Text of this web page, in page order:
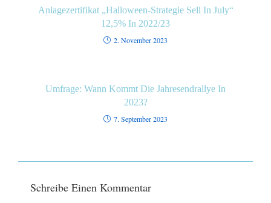
Anlagezertifikat „Halloween-Strategie Sell In July“
12,5% In 2022/23
2. November 2023
Umfrage: Wann Kommt Die Jahresendrallye In
2023?
7. September 2023
Schreibe Einen Kommentar